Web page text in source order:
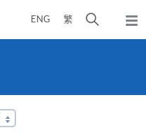
ENG 繁
开
弹
出